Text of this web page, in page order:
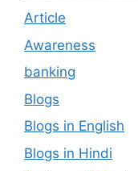
Article
Awareness
banking
Blogs
Blogs in English
Blogs in Hindi